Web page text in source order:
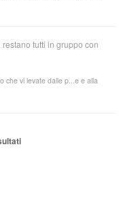
tutti in gruppo con
che vi levate dalle p...e e alla